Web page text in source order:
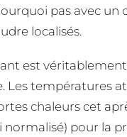
pas avec un
localisés.
est véritablement
Les températures
chaleurs cet
normalisé) pour la